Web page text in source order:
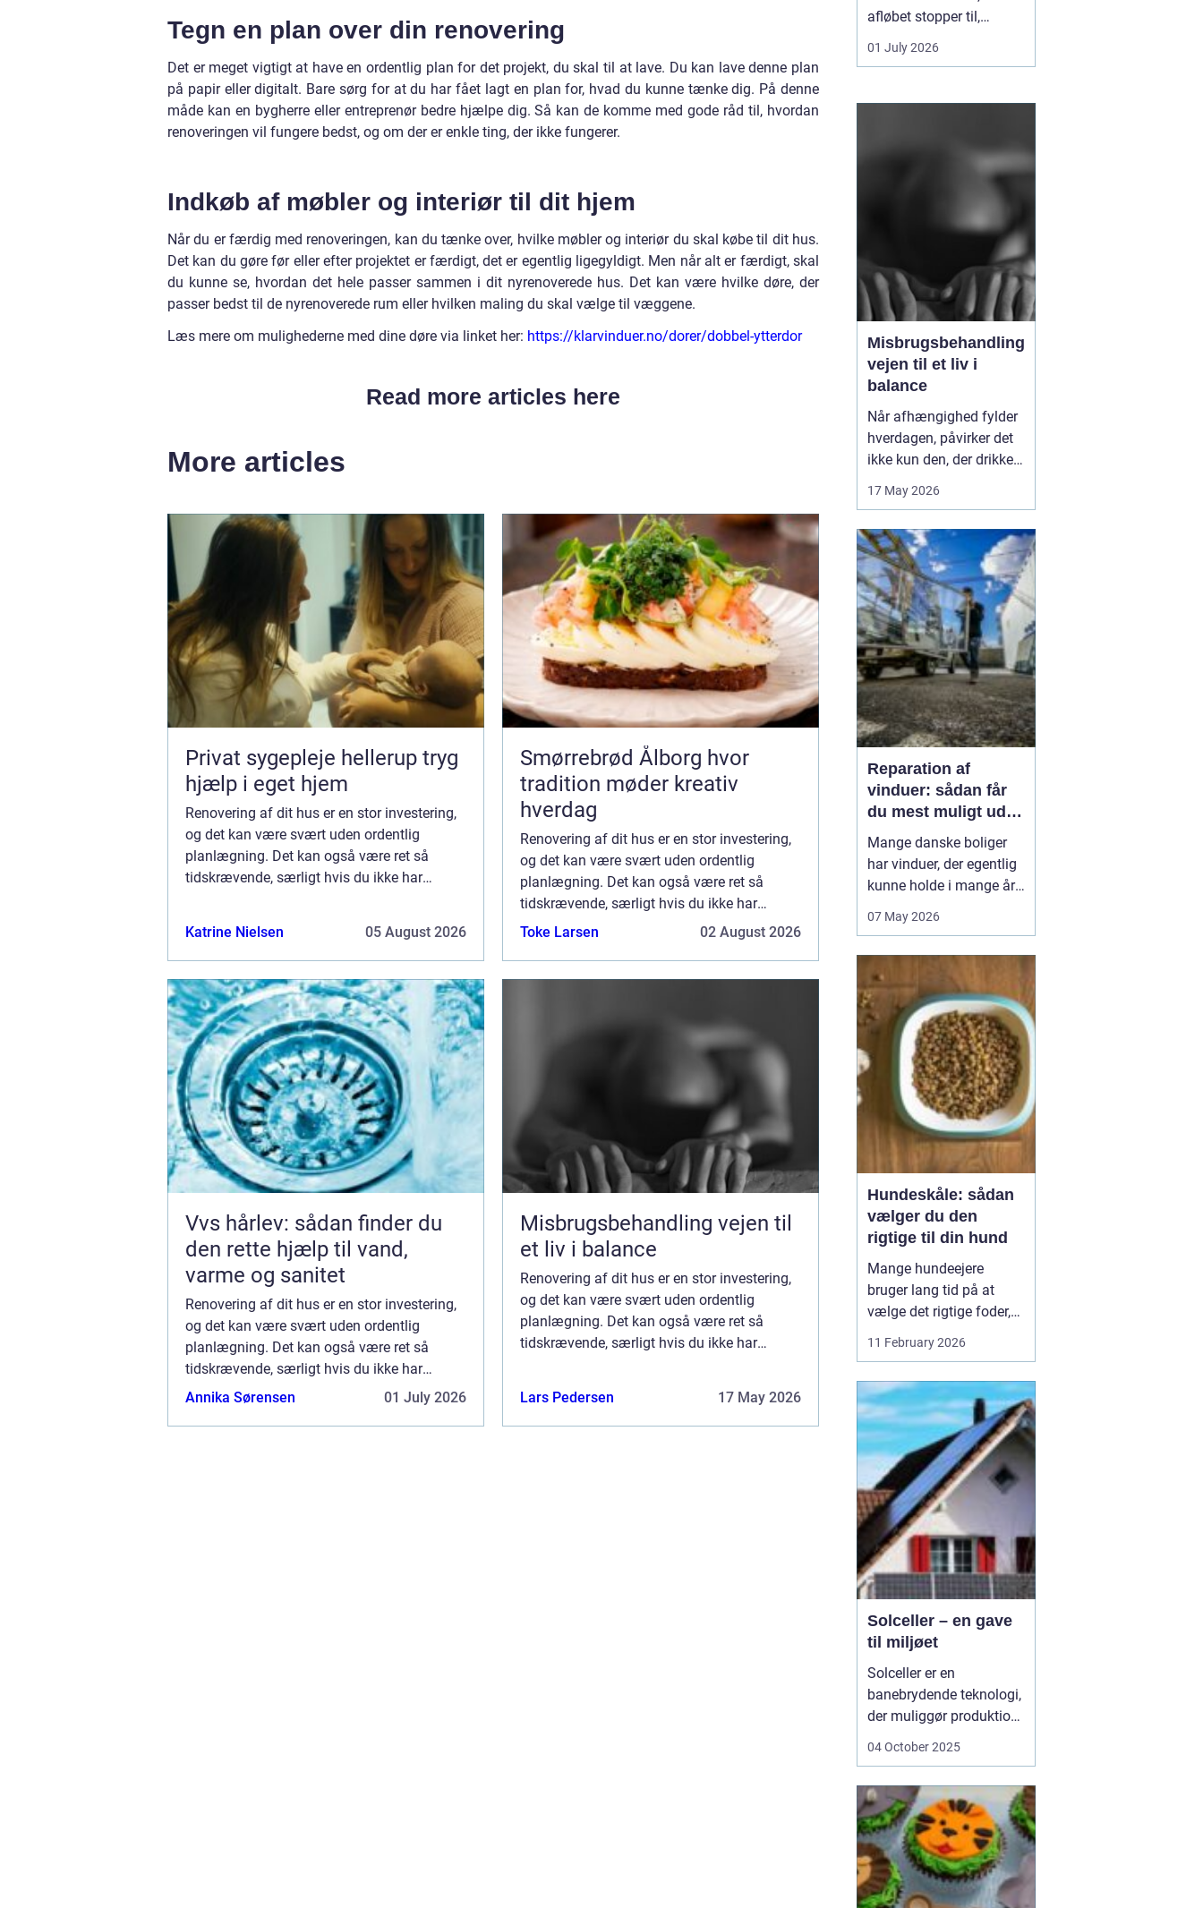
Tegn en plan over din renovering
Det er meget vigtigt at have en ordentlig plan for det projekt, du skal til at lave. Du kan lave denne plan
på papir eller digitalt. Bare sørg for at du har fået lagt en plan for, hvad du kunne tænke dig. På denne
måde kan en bygherre eller entreprenør bedre hjælpe dig. Så kan de komme med gode råd til, hvordan
renoveringen vil fungere bedst, og om der er enkle ting, der ikke fungerer.
Indkøb af møbler og interiør til dit hjem
Når du er færdig med renoveringen, kan du tænke over, hvilke møbler og interiør du skal købe til dit hus.
Det kan du gøre før eller efter projektet er færdigt, det er egentlig ligegyldigt. Men når alt er færdigt, skal
du kunne se, hvordan det hele passer sammen i dit nyrenoverede hus. Det kan være hvilke døre, der
passer bedst til de nyrenoverede rum eller hvilken maling du skal vælge til væggene.
Læs mere om mulighederne med dine døre via linket her: https://klarvinduer.no/dorer/dobbel-ytterdor
Read more articles here
More articles
Privat sygepleje hellerup tryg
hjælp i eget hjem
Renovering af dit hus er en stor investering,
og det kan være svært uden ordentlig
planlægning. Det kan også være ret så
tidskrævende, særligt hvis du ikke har
tips...
Katrine Nielsen 05 August 2026
Smørrebrød Ålborg hvor
tradition møder kreativ
hverdag
Renovering af dit hus er en stor investering,
og det kan være svært uden ordentlig
planlægning. Det kan også være ret så
tidskrævende, særligt hvis du ikke har
alverdens tid til at få klaret projektet i
Toke Larsen 02 August 2026
Vvs hårlev: sådan finder du
den rette hjælp til vand,
varme og sanitet
Renovering af dit hus er en stor investering,
og det kan være svært uden ordentlig
planlægning. Det kan også være ret så
tidskrævende, særligt hvis du ikke har
alverdens tid til at få klaret projektet i
Annika Sørensen 01 July 2026
Misbrugsbehandling vejen til
et liv i balance
Renovering af dit hus er en stor investering,
og det kan være svært uden ordentlig
planlægning. Det kan også være ret så
tidskrævende, særligt hvis du ikke har
tips...
Lars Pedersen 17 May 2026
afløbet stopper til,
mærker du hurtigt, hvor
afhængig du er af
installationer. I Hårlev og
rolle for både private
01 July 2026
Misbrugsbehandling
vejen til et liv i
balance
Når afhængighed fylder
hverdagen, påvirker det
ikke kun den, der drikker,
medicin. Hele familien
Mange går længe alene
med problemerne, før de
søger hjælp. Her kan
misbrugsbehandling
være et afgørende...
17 May 2026
Reparation af
vinduer: sådan får
du mest muligt ud af
dine gamle rammer
Mange danske boliger
har vinduer, der egentlig
kunne holde i mange år
rigtige pleje. I stedet
for tidligt. Med den rette
reparation af vinduer
kan du bevare husets
oprindelige udtryk,
forbedre ko...
07 May 2026
Hundeskåle: sådan
vælger du den
rigtige til din hund
Mange hundeejere
bruger lang tid på at
vælge det rigtige foder,
men selve skålen bliver
ofte en eftertanke. Det er
har...
11 February 2026
Solceller – en gave
til miljøet
Solceller er en
banebrydende teknologi,
der muliggør produktion
af elektricitet ved at
kan man omdanne
solens energi til grøn
strøm, der kan bruges til
at drive husholdni...
04 October 2025